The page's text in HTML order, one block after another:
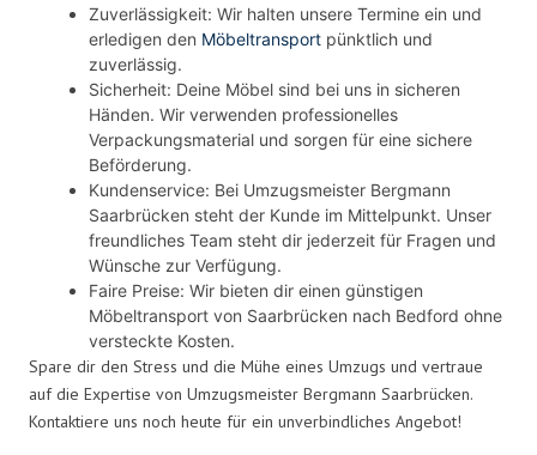
Zuverlässigkeit: Wir halten unsere Termine ein und
erledigen den Möbeltransport pünktlich und
zuverlässig.
Sicherheit: Deine Möbel sind bei uns in sicheren
Händen. Wir verwenden professionelles
Verpackungsmaterial und sorgen für eine sichere
Beförderung.
Kundenservice: Bei Umzugsmeister Bergmann
Saarbrücken steht der Kunde im Mittelpunkt. Unser
freundliches Team steht dir jederzeit für Fragen und
Wünsche zur Verfügung.
Faire Preise: Wir bieten dir einen günstigen
Möbeltransport von Saarbrücken nach Bedford ohne
versteckte Kosten.
Spare dir den Stress und die Mühe eines Umzugs und vertraue
auf die Expertise von Umzugsmeister Bergmann Saarbrücken.
Kontaktiere uns noch heute für ein unverbindliches Angebot!